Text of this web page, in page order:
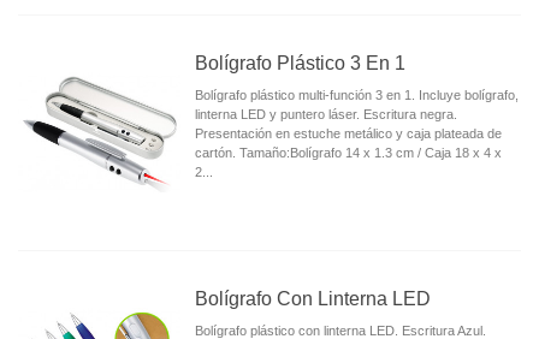
Bolígrafo Plástico 3 En 1
Bolígrafo plástico multi-función 3 en 1. Incluye bolígrafo,
linterna LED y puntero láser. Escritura negra.
Presentación en estuche metálico y caja plateada de
cartón. Tamaño:Bolí­grafo 14 x 1.3 cm / Caja 18 x 4 x
2...
Bolígrafo Con Linterna LED
Bolígrafo plástico con linterna LED. Escritura Azul.